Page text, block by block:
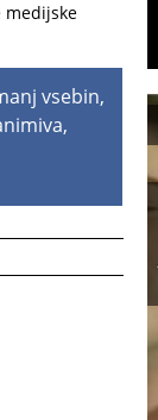
medijske
vsebin,